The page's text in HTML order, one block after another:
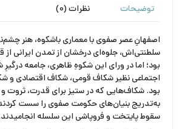
توضیحات نظرات (0)
اصفهانِ عصر صفوی با معماری باشکوه، هنر
بود؛ اما در ورای این شکوهِ ظاهری، جامعه‌
اجتماعی نظیر شکاف قومی، شکاف اقتصادی و
بود. شکاف‌هایی که در ستیز برای قدرت، ثروت و
به‌تدریج بنیان‌های حکومت صفوی را سست
سقوط پایتخت و فروپاشی این سلسله